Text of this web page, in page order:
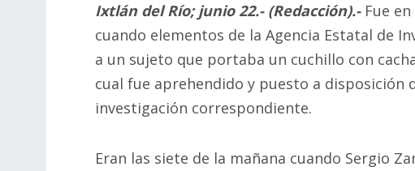
Ixtlán del Río; junio 22.- (Redacción).- Fue
cuando elementos de la Agencia Estatal de
a un sujeto que portaba un cuchillo con
cual fue aprehendido y puesto a
investigación correspondiente.
Eran las siete de la mañana cuando Sergio